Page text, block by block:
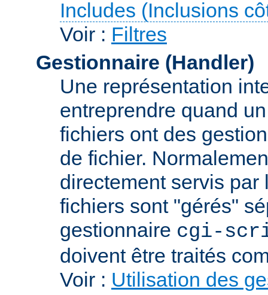
Includes (Inclusions
Voir : Filtres
Gestionnaire (Handler)
Une représentation
entreprendre quand
fichiers ont des
de fichier.
directement servis par
fichiers sont "gérés"
gestionnaire cgi-
doivent être traités
Voir : Utilisation des